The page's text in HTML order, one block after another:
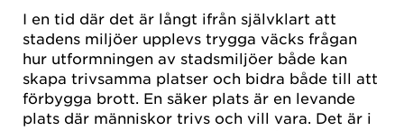
I en tid där det är långt ifrån självklart att
stadens miljöer upplevs trygga väcks frågan
hur utformningen av stadsmiljöer både kan
skapa trivsamma platser och bidra både till att
förbygga brott. En säker plats är en levande
plats där människor trivs och vill vara. Det är i